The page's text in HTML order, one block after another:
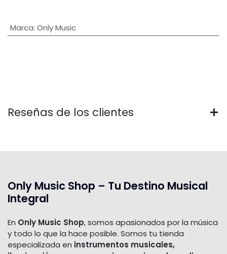
Marca: Only Music
Reseñas de los clientes
Only Music Shop – Tu Destino Musical
Integral
En Only Music Shop, somos apasionados por la música
y todo lo que la hace posible. Somos tu tienda
especializada en instrumentos musicales,